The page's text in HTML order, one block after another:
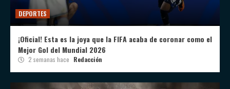
DEPORTES
¡Oficial! Esta es la joya que la FIFA acaba de coronar como el
Mejor Gol del Mundial 2026
2 semanas hace Redacción